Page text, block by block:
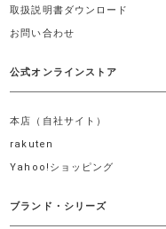
取扱説明書ダウンロード
お問い合わせ
公式オンラインストア
本店（自社サイト）
rakuten
Yahoo!ショッピング
ブランド・シリーズ